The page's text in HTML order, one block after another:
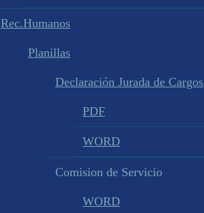
Rec.Humanos
Planillas
Declaración Jurada de Cargos
PDF
WORD
Comision de Servicio
WORD